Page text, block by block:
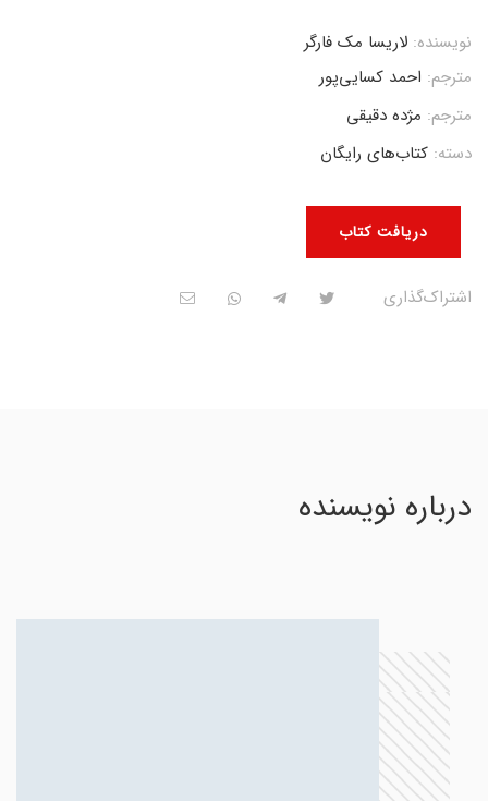
دریافت کتاب
نویسنده: لاریسا مک فارگر
مترجم: احمد کسایی‌پور
مترجم: مژده دقیقی
دسته: کتاب‌های رایگان
اشتراک‌گذاری
درباره نویسنده